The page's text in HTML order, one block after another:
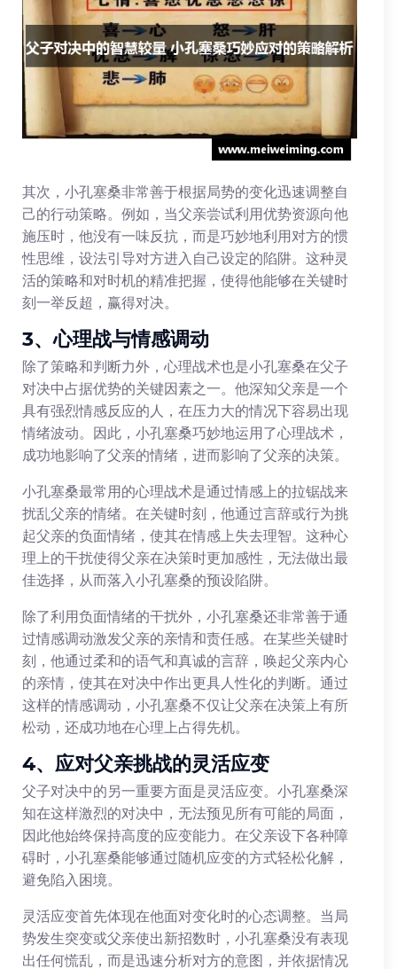
其次，小孔塞桑非常善于根据局势的变化迅速调整自
己的行动策略。例如，当父亲尝试利用优势资源向他
施压时，他没有一味反抗，而是巧妙地利用对方的惯
性思维，设法引导对方进入自己设定的陷阱。这种灵
活的策略和对时机的精准把握，使得他能够在关键时
刻一举反超，赢得对决。
3、心理战与情感调动
除了策略和判断力外，心理战术也是小孔塞桑在父子
对决中占据优势的关键因素之一。他深知父亲是一个
具有强烈情感反应的人，在压力大的情况下容易出现
情绪波动。因此，小孔塞桑巧妙地运用了心理战术，
成功地影响了父亲的情绪，进而影响了父亲的决策。
小孔塞桑最常用的心理战术是通过情感上的拉锯战来
扰乱父亲的情绪。在关键时刻，他通过言辞或行为挑
起父亲的负面情绪，使其在情感上失去理智。这种心
理上的干扰使得父亲在决策时更加感性，无法做出最
佳选择，从而落入小孔塞桑的预设陷阱。
除了利用负面情绪的干扰外，小孔塞桑还非常善于通
过情感调动激发父亲的亲情和责任感。在某些关键时
刻，他通过柔和的语气和真诚的言辞，唤起父亲内心
的亲情，使其在对决中作出更具人性化的判断。通过
这样的情感调动，小孔塞桑不仅让父亲在决策上有所
松动，还成功地在心理上占得先机。
4、应对父亲挑战的灵活应变
父子对决中的另一重要方面是灵活应变。小孔塞桑深
知在这样激烈的对决中，无法预见所有可能的局面，
因此他始终保持高度的应变能力。在父亲设下各种障
碍时，小孔塞桑能够通过随机应变的方式轻松化解，
避免陷入困境。
灵活应变首先体现在他面对变化时的心态调整。当局
势发生突变或父亲使出新招数时，小孔塞桑没有表现
出任何慌乱，而是迅速分析对方的意图，并依据情况